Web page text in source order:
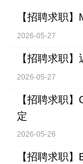
【招聘求职】
2026-05-27
【招聘求职】
2026-05-27
【招聘求职】
定
2026-05-26
【招聘求职】